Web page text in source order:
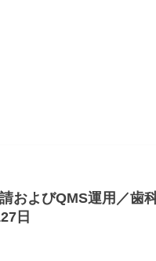
およびQMS運用／歯
日